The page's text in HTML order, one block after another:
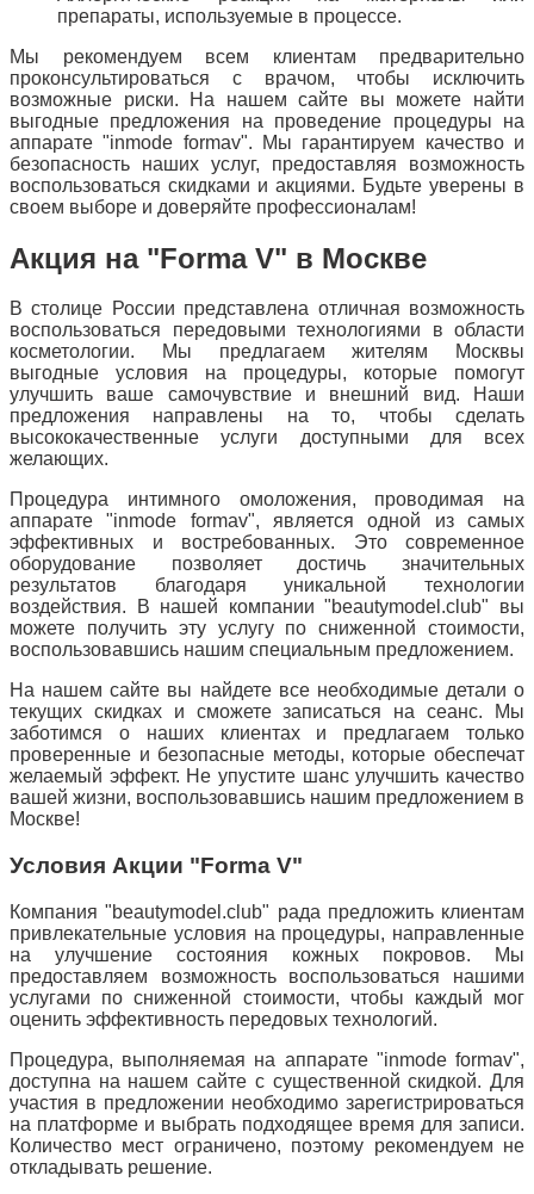
препараты, используемые в процессе.
Мы рекомендуем всем клиентам предварительно
проконсультироваться с врачом, чтобы исключить
возможные риски. На нашем сайте вы можете найти
выгодные предложения на проведение процедуры на
аппарате "inmode formav". Мы гарантируем качество и
безопасность наших услуг, предоставляя возможность
воспользоваться скидками и акциями. Будьте уверены в
своем выборе и доверяйте профессионалам!
Акция на "Forma V" в Москве
В столице России представлена отличная возможность
воспользоваться передовыми технологиями в области
косметологии. Мы предлагаем жителям Москвы
выгодные условия на процедуры, которые помогут
улучшить ваше самочувствие и внешний вид. Наши
предложения направлены на то, чтобы сделать
высококачественные услуги доступными для всех
желающих.
Процедура интимного омоложения, проводимая на
аппарате "inmode formav", является одной из самых
эффективных и востребованных. Это современное
оборудование позволяет достичь значительных
результатов благодаря уникальной технологии
воздействия. В нашей компании "beautymodel.club" вы
можете получить эту услугу по сниженной стоимости,
воспользовавшись нашим специальным предложением.
На нашем сайте вы найдете все необходимые детали о
текущих скидках и сможете записаться на сеанс. Мы
заботимся о наших клиентах и предлагаем только
проверенные и безопасные методы, которые обеспечат
желаемый эффект. Не упустите шанс улучшить качество
вашей жизни, воспользовавшись нашим предложением в
Москве!
Условия Акции "Forma V"
Компания "beautymodel.club" рада предложить клиентам
привлекательные условия на процедуры, направленные
на улучшение состояния кожных покровов. Мы
предоставляем возможность воспользоваться нашими
услугами по сниженной стоимости, чтобы каждый мог
оценить эффективность передовых технологий.
Процедура, выполняемая на аппарате "inmode formav",
доступна на нашем сайте с существенной скидкой. Для
участия в предложении необходимо зарегистрироваться
на платформе и выбрать подходящее время для записи.
Количество мест ограничено, поэтому рекомендуем не
откладывать решение.